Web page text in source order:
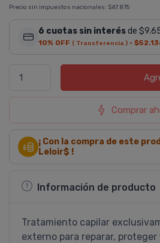
Precio sin impuestos nacionales: $47.875
6 cuotas sin interésde
10% OFF ( Transferencia ) ·
Comprar
¡ Con la compra de este
Leloir$ !
Información de producto
Tratamiento capilar
externo para reparar,